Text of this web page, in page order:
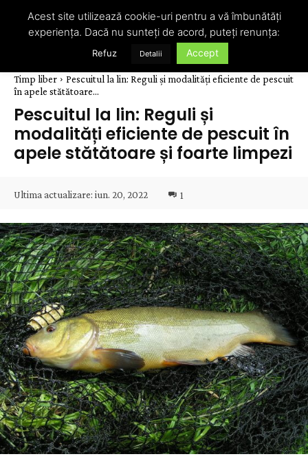
Timp liber
Pescuitul la lin: Reguli și modalități eficiente de pescuit
în apele stătătoare...
Pescuitul la lin: Reguli și
modalități eficiente de pescuit în
apele stătătoare și foarte limpezi
Ultima actualizare: iun. 20, 2022 1
Acest site utilizează cookie-uri pentru a vă îmbunătăți
experiența. Dacă nu sunteți de acord, puteți renunța:
Refuz Detalii Accept